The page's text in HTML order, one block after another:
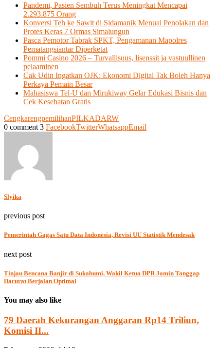
Pandemi, Pasien Sembuh Terus Meningkat Mencapai
2.293.875 Orang
Konversi Teh ke Sawit di Sidamanik Menuai Penolakan dan
Protes Keras 7 Ormas Simalungun
Pasca Pemotor Tabrak SPKT, Pengamanan Mapolres
Pematangsiantar Diperketat
Pommi Casino 2026 – Turvallisuus, lisenssit ja vastuullinen
pelaaminen
Cak Udin Ingatkan OJK: Ekonomi Digital Tak Boleh Hanya
Perkaya Pemain Besar
Mahasiswa Tel-U dan Mirukiway Gelar Edukasi Bisnis dan
Cek Kesehatan Gratis
CengkarengpemilihanPILKADARW
0 comment 3 FacebookTwitterWhatsappEmail
Slyika
previous post
Pemerintah Gagas Satu Data Indonesia, Revisi UU Statistik Mendesak
next post
Tinjau Bencana Banjir di Sukabumi, Wakil Ketua DPR Jamin Tanggap
Darurat Berjalan Optimal
You may also like
79 Daerah Kekurangan Anggaran Rp14 Triliun,
Komisi II...